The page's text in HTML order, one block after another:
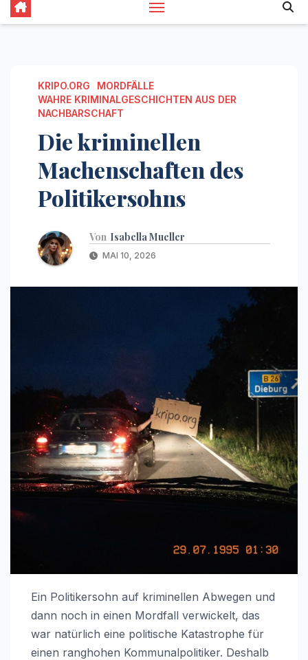
KRIPO.ORG
MORDFÄLLE
WAHRE KRIMINALGESCHICHTEN AUS DER
NACHBARSCHAFT
Die kriminellen
Machenschaften des
Politikersohns
Von Isabella Mueller
MAI 10, 2026
Ein Politikersohn auf kriminellen Abwegen und
dann noch in einen Mordfall verwickelt, das
war natürlich eine politische Katastrophe für
einen ranghohen Kommunalpolitiker. Deshalb